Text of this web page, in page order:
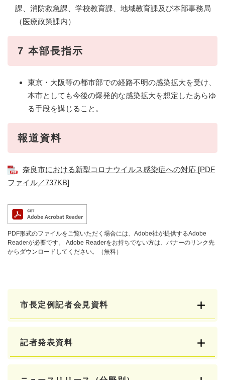
課、消防救急課、学校教育課、地域教育課及び本部事務局
（医療政策課内）
7 本部長指示
東京・大阪等の都市部での経路不明の感染拡大を受け、
本市としても今後の爆発的な感染拡大を想定したあらゆ
る手段を講じること。
報道資料
奈良市における新型コロナウイルス感染症への対応 [PDF
ファイル／737KB]
PDF形式のファイルをご覧いただく場合には、Adobe社が提供するAdobe
Readerが必要です。
Adobe Readerをお持ちでない方は、バナーのリンク先
からダウンロードしてください。（無料）
市長定例記者会見資料
記者発表資料